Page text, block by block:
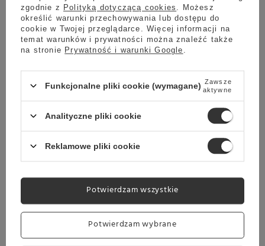
Kawiarki
Ekspresy do wody
zgodnie z Polityką dotyczącą cookies
. Możesz
określić warunki przechowywania lub dostępu do
cookie w Twojej przeglądarce. Więcej informacji na
temat warunków i prywatności można znaleźć także
na stronie Prywatność i warunki Google
Funkcjonalne pliki cookie (wymagane) Zawsze
aktywne
Analityczne pliki cookie
Reklamowe pliki cookie
Potwierdzam wybrane
Potwierdzam wszystkie